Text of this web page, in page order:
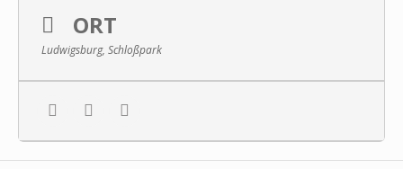
ORT
Ludwigsburg, Schloßpark